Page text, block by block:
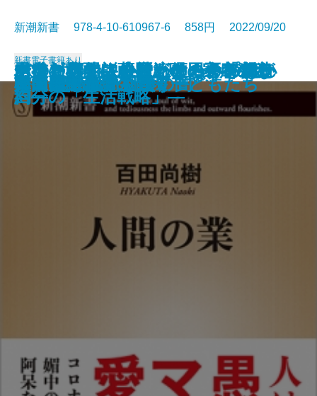
水道を救え―AIベンチャー「フラ
クタ」の挑戦―
コスパで考える学歴攻略法
プリズン・ドクター
バカと無知―人間、この不都合な
生きもの―
ドーパミン中毒
その対応では会社が傾く―プロが
教える危機管理教室―
山奥ビジネス―一流の田舎を創造
する―
ドキュメント小説 ケーキの切れ
ない非行少年たちのカルテ
芸能界誕生
あなたの小説にはたくらみがない
―超実践的創作講座―
新潮新書 978-4-10-610967-6 858円 2022/09/20
新書電子書籍あり
人間の業
老後の心配はおやめなさい―親と
自分の「生活戦略」―
人生はそれでも続く
秀吉を討て―薩摩・明・家康の密
約―
スマホで薬物を買う子どもたち
韓国 超ネット社会の闇
ストレス脳
松田聖子の誕生
韓国民主政治の自壊
桑田佳祐論